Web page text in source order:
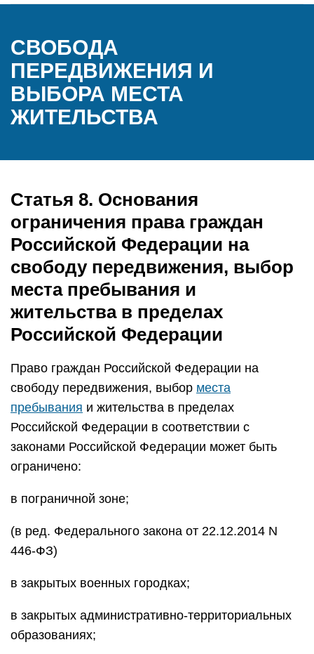
СВОБОДА
ПЕРЕДВИЖЕНИЯ И
ВЫБОРА МЕСТА
ЖИТЕЛЬСТВА
Статья 8. Основания
ограничения права граждан
Российской Федерации на
свободу передвижения, выбор
места пребывания и
жительства в пределах
Российской Федерации
Право граждан Российской Федерации на
свободу передвижения, выбор места
пребывания и жительства в пределах
Российской Федерации в соответствии с
законами Российской Федерации может быть
ограничено:
в пограничной зоне;
(в ред. Федерального закона от 22.12.2014 N
446-ФЗ)
в закрытых военных городках;
в закрытых административно-территориальных
образованиях;